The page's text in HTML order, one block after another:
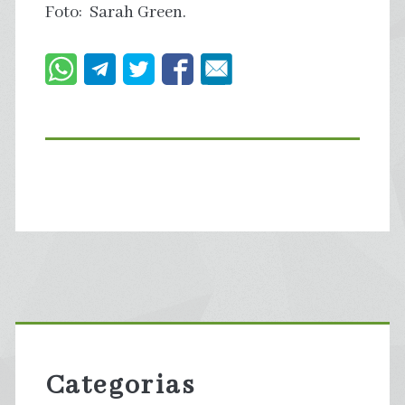
Foto: Sarah Green.
Primary
Sidebar
Categorias